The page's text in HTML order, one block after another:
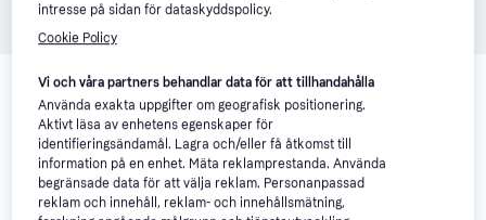
Relaterade produkter
Vi har plockat fram ett urval av produkter som kanske skulle
intressera dig. Visa alla
-12%
intresse på sidan för dataskyddspolicy.
Cookie Policy
Vi och våra partners behandlar data för att tillhandahålla
Använda exakta uppgifter om geografisk positionering.
Aktivt läsa av enhetens egenskaper för
identifieringsändamål. Lagra och/eller få åtkomst till
information på en enhet. Mäta reklamprestanda. Använda
begränsade data för att välja reklam. Personanpassad
reklam och innehåll, reklam- och innehållsmätning,